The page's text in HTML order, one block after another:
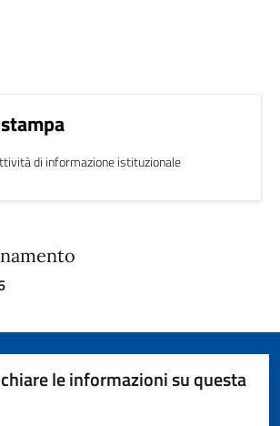
di informazione istituzionale
le informazioni su questa